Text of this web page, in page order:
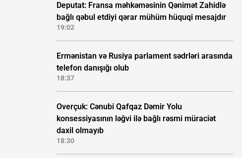
Deputat: Fransa məhkəməsinin Qənimət Zahidlə
bağlı qəbul etdiyi qərar mühüm hüquqi mesajdır
19:02
Ermənistan və Rusiya parlament sədrləri arasında
telefon danışığı olub
18:37
Overçuk: Cənubi Qafqaz Dəmir Yolu
konsessiyasının ləğvi ilə bağlı rəsmi müraciət
daxil olmayıb
18:30